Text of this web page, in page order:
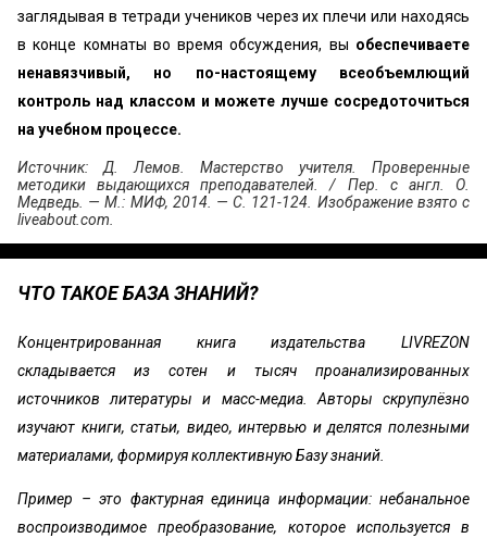
заглядывая в тетради учеников через их плечи или находясь
в конце комнаты во время обсуждения, вы обеспечиваете
ненавязчивый, но по-настоящему всеобъемлющий
контроль над классом и можете лучше сосредоточиться
на учебном процессе.
Источник: Д. Лемов. Мастерство учителя. Проверенные
методики выдающихся преподавателей. / Пер. с англ. О.
Медведь. — М.: МИФ, 2014. — С. 121-124. Изображение взято с
liveabout.com.
ЧТО ТАКОЕ БАЗА ЗНАНИЙ?
Концентрированная книга издательства LIVREZON
складывается из сотен и тысяч проанализированных
источников литературы и масс-медиа. Авторы скрупулёзно
изучают книги, статьи, видео, интервью и делятся полезными
материалами, формируя коллективную Базу знаний.
Пример – это фактурная единица информации: небанальное
воспроизводимое преобразование, которое используется в